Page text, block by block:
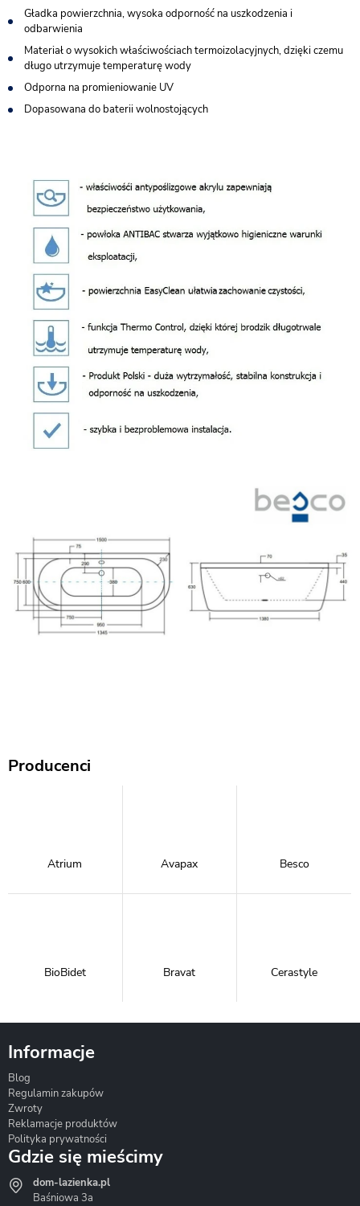
Gładka powierzchnia, wysoka odporność na uszkodzenia i
odbarwienia
Materiał o wysokich właściwościach termoizolacyjnych, dzięki czemu
długo utrzymuje temperaturę wody
Odporna na promieniowanie UV
Dopasowana do baterii wolnostojących
Producenci
Atrium Avapax Besco
BioBidet Bravat Cerastyle
Hydrostop
Informacje
Blog
Regulamin zakupów
Zwroty
Reklamacje produktów
Polityka prywatności
Gdzie się mieścimy
dom-lazienka.pl
Baśniowa 3a